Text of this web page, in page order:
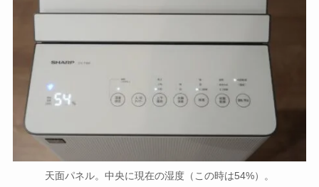
天面パネル。中央に現在の湿度（この時は54%）。